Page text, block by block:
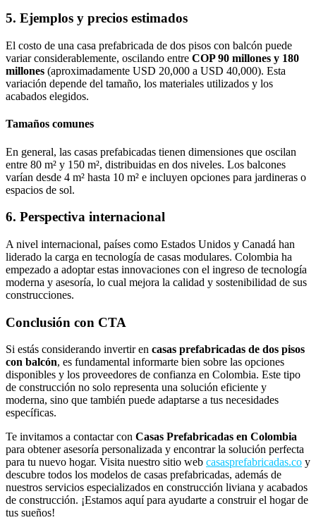
5. Ejemplos y precios estimados
El costo de una casa prefabricada de dos pisos con balcón puede
variar considerablemente, oscilando entre COP 90 millones y 180
millones (aproximadamente USD 20,000 a USD 40,000). Esta
variación depende del tamaño, los materiales utilizados y los
acabados elegidos.
Tamaños comunes
En general, las casas prefabicadas tienen dimensiones que oscilan
entre 80 m² y 150 m², distribuidas en dos niveles. Los balcones
varían desde 4 m² hasta 10 m² e incluyen opciones para jardineras o
espacios de sol.
6. Perspectiva internacional
A nivel internacional, países como Estados Unidos y Canadá han
liderado la carga en tecnología de casas modulares. Colombia ha
empezado a adoptar estas innovaciones con el ingreso de tecnología
moderna y asesoría, lo cual mejora la calidad y sostenibilidad de sus
construcciones.
Conclusión con CTA
Si estás considerando invertir en casas prefabricadas de dos pisos
con balcón, es fundamental informarte bien sobre las opciones
disponibles y los proveedores de confianza en Colombia. Este tipo
de construcción no solo representa una solución eficiente y
moderna, sino que también puede adaptarse a tus necesidades
específicas.
Te invitamos a contactar con Casas Prefabricadas en Colombia
para obtener asesoría personalizada y encontrar la solución perfecta
para tu nuevo hogar. Visita nuestro sitio web casasprefabricadas.co y
descubre todos los modelos de casas prefabricadas, además de
nuestros servicios especializados en construcción liviana y acabados
de construcción. ¡Estamos aquí para ayudarte a construir el hogar de
tus sueños!